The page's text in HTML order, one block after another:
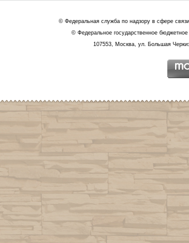
© Федеральная служба по надзору в сфере
© Федеральное государственное
107553, Москва, ул. Большая